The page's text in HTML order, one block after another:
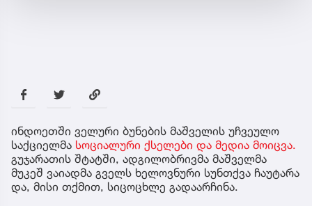
ინდოეთში ველური ბუნების მაშველის უჩვეულო
საქციელმა სოციალური ქსელები და მედია მოიცვა.
გუჯარათის შტატში, ადგილობრივმა მაშველმა
მუკეშ ვაიადმა გველს ხელოვნური სუნთქვა ჩაუტარა
და, მისი თქმით, სიცოცხლე გადაარჩინა.